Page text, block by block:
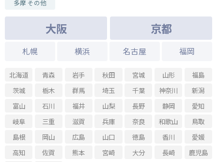
2025.01.09 - 2025.01.25
深作秀春 新作展
永岡郁美展 -君の居るところへ-
三宅葵個展 -線と色面-
2024.11.16 - 2024.11.30
2024.10.31 - 2024.11.12
赫い Leather Artist キクチメグミ個展
2024.10.11 - 2024.10.26
「内なる外」-高橋まき子 個展-
多摩 その他
大阪 京都
札幌 横浜 名古屋 福岡
北海道 青森 岩手 秋田 宮城 山形
福島
茨城
栃木 群馬 埼玉 千葉 神奈川
新潟
富山
石川 福井 山梨 長野 静岡
愛知
岐阜
三重 滋賀 兵庫 奈良 和歌山
鳥取
島根
岡山 広島 山口 徳島 香川
愛媛
高知
佐賀 熊本 宮崎 大分 長崎
鹿児島